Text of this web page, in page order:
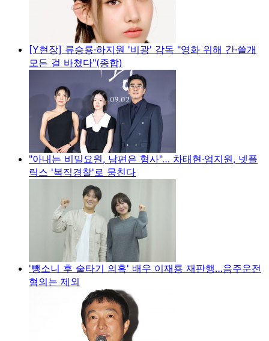
[Y현장] 류승룡·하지원 '비광' 감독 "영화 위해 간·쓸개
모든 걸 바쳤다"(종합)
"아내는 비밀요원, 남편은 형사"… 차태현·엄지원, 넷플
릭스 '복직경찰'로 뭉친다
'뺑소니 후 술타기 의혹' 배우 이재룡 재판행…음주운전
혐의는 제외